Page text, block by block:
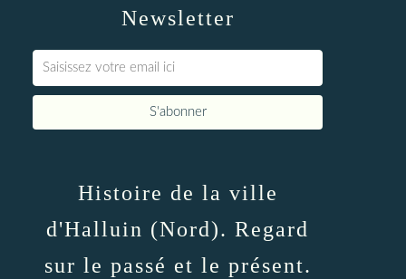
Newsletter
Histoire de la ville
d'Halluin (Nord). Regard
sur le passé et le présent.